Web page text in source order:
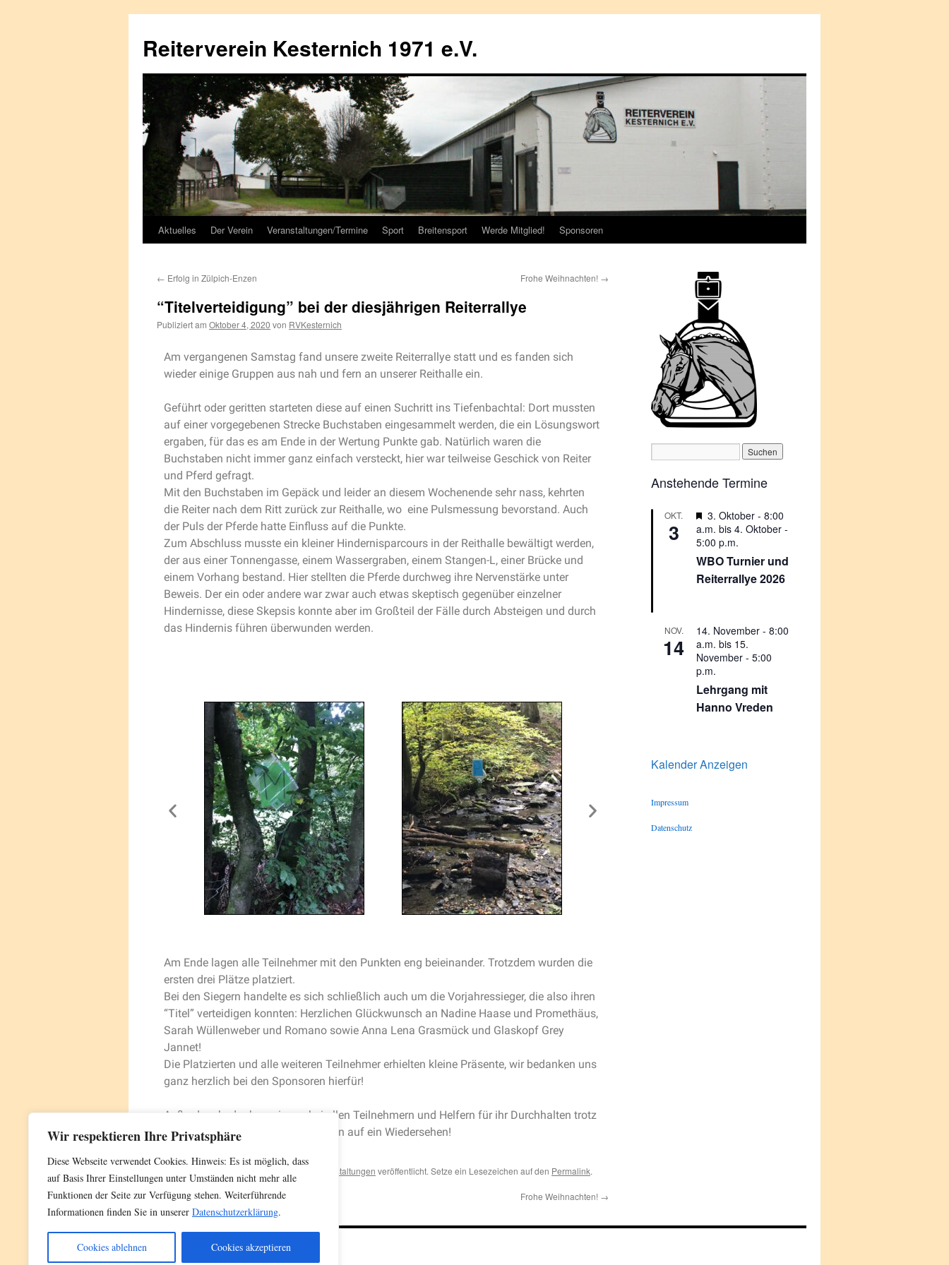
Wir respektieren Ihre Privatsphäre
Diese Webseite verwendet Cookies. Hinweis: Es ist möglich, dass
auf Basis Ihrer Einstellungen unter Umständen nicht mehr alle
Funktionen der Seite zur Verfügung stehen. Weiterführende
Informationen finden Sie in unserer Datenschutzerklärung.
Cookies ablehnen Cookies akzeptieren
Reiterverein Kesternich 1971 e.V.
Aktuelles Der Verein Veranstaltungen/Termine Sport Breitensport Werde Mitglied! Sponsoren
← Erfolg in Zülpich-Enzen Frohe Weihnachten! →
“Titelverteidigung” bei der diesjährigen Reiterrallye
Publiziert am Oktober 4, 2020 von RVKesternich
Am vergangenen Samstag fand unsere zweite Reiterrallye statt und es fanden sich
wieder einige Gruppen aus nah und fern an unserer Reithalle ein.
Geführt oder geritten starteten diese auf einen Suchritt ins Tiefenbachtal: Dort mussten
auf einer vorgegebenen Strecke Buchstaben eingesammelt werden, die ein Lösungswort
ergaben, für das es am Ende in der Wertung Punkte gab. Natürlich waren die
Buchstaben nicht immer ganz einfach versteckt, hier war teilweise Geschick von Reiter
und Pferd gefragt.
Mit den Buchstaben im Gepäck und leider an diesem Wochenende sehr nass, kehrten
die Reiter nach dem Ritt zurück zur Reithalle, wo eine Pulsmessung bevorstand. Auch
der Puls der Pferde hatte Einfluss auf die Punkte.
Zum Abschluss musste ein kleiner Hindernisparcours in der Reithalle bewältigt werden,
der aus einer Tonnengasse, einem Wassergraben, einem Stangen-L, einer Brücke und
einem Vorhang bestand. Hier stellten die Pferde durchweg ihre Nervenstärke unter
Beweis. Der ein oder andere war zwar auch etwas skeptisch gegenüber einzelner
Hindernisse, diese Skepsis konnte aber im Großteil der Fälle durch Absteigen und durch
das Hindernis führen überwunden werden.
Am Ende lagen alle Teilnehmer mit den Punkten eng beieinander. Trotzdem wurden die
ersten drei Plätze platziert.
Bei den Siegern handelte es sich schließlich auch um die Vorjahressieger, die also ihren
“Titel” verteidigen konnten: Herzlichen Glückwunsch an Nadine Haase und Promethäus,
Sarah Wüllenweber und Romano sowie Anna Lena Grasmück und Glaskopf Grey
Jannet!
Die Platzierten und alle weiteren Teilnehmer erhielten kleine Präsente, wir bedanken uns
ganz herzlich bei den Sponsoren hierfür!
Außerdem bedanken wir uns bei allen Teilnehmern und Helfern für ihr Durchhalten trotz
durchwachsenem Wetter und hoffen auf ein Wiedersehen!
Breitensport Veranstaltungen veröffentlicht. Setze ein Lesezeichen auf den Permalink.
←Erfolg in Zülpich-Enzen Frohe Weihnachten! →
Anstehende Termine
OKT.
3
Empfohlen
3. Oktober - 8:00
a.m. bis 4. Oktober -
5:00 p.m.
WBO Turnier und
Reiterrallye 2026
NOV.
14
14. November - 8:00
a.m. bis 15.
November - 5:00
p.m.
Lehrgang mit
Hanno Vreden
Kalender Anzeigen
Impressum
Datenschutz
Impressum Datenschutz